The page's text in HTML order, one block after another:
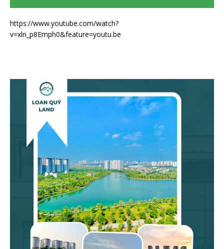
https://www.youtube.com/watch?
v=xln_p8Emph0&feature=youtu.be